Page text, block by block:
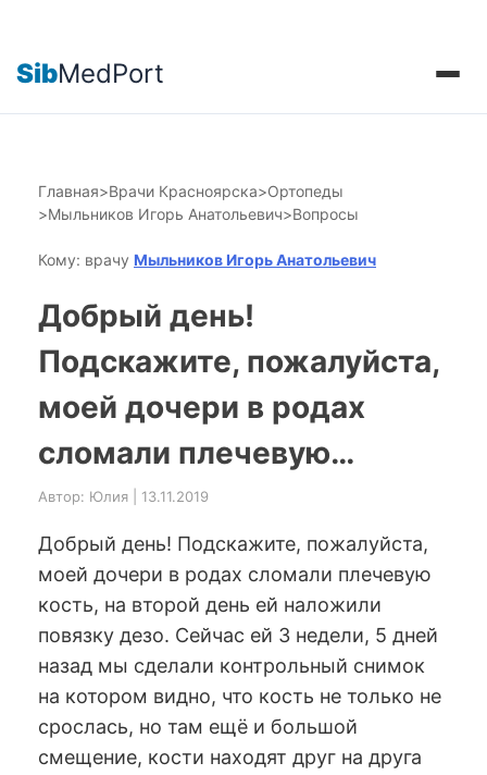
SibMedPort
Главная>Врачи Красноярска>Ортопеды
>Мыльников Игорь Анатольевич>Вопросы
Кому: врачу Мыльников Игорь Анатольевич
Добрый день!
Подскажите, пожалуйста,
моей дочери в родах
сломали плечевую…
Автор: Юлия | 13.11.2019
Добрый день! Подскажите, пожалуйста,
моей дочери в родах сломали плечевую
кость, на второй день ей наложили
повязку дезо. Сейчас ей 3 недели, 5 дней
назад мы сделали контрольный снимок
на котором видно, что кость не только не
срослась, но там ещё и большой
смещение, кости находят друг на друга